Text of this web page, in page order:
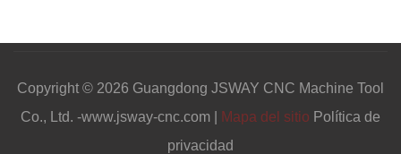
Copyright © 2026 Guangdong JSWAY CNC Machine Tool
Co., Ltd. -www.jsway-cnc.com |
Mapa del sitio Política de
privacidad